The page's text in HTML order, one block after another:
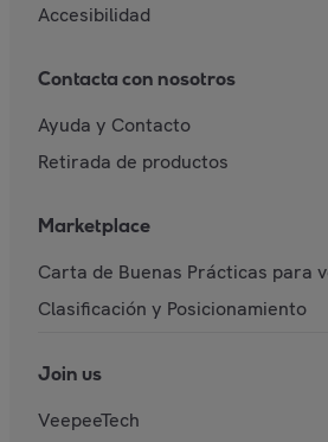
Accesibilidad
Contacta con nosotros
Ayuda y Contacto
Retirada de productos
Marketplace
Carta de Buenas Prácticas para
Clasificación y Posicionamiento
Join us
VeepeeTech